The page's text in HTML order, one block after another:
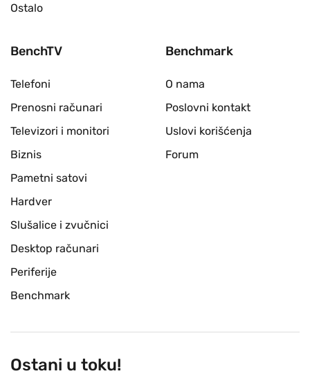
Ostalo
BenchTV
Telefoni
Prenosni računari
Televizori i monitori
Biznis
Pametni satovi
Hardver
Slušalice i zvučnici
Desktop računari
Periferije
Benchmark
Benchmark
O nama
Poslovni kontakt
Uslovi korišćenja
Forum
Ostani u toku!